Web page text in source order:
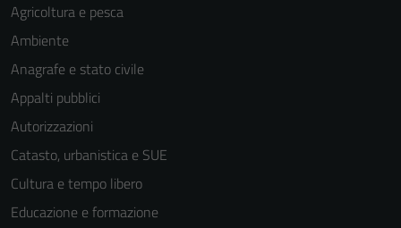
Agricoltura e pesca
Ambiente
Anagrafe e stato civile
Appalti pubblici
Autorizzazioni
Catasto, urbanistica e SUE
Cultura e tempo libero
Educazione e formazione